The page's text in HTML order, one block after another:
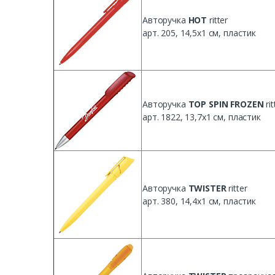
Авторучка HOT ritter
арт. 205, 14,5х1 см, пластик
Авторучка TOP SPIN FROZEN
арт. 1822, 13,7х1 см, пластик
Авторучка TWISTERritter
арт. 380, 14,4х1 см, пластик